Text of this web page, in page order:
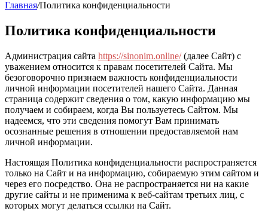
Главная/Политика конфиденциальности
Политика конфиденциальности
Администрация сайта https://sinonim.online/(далее Сайт) с
уважением относится к правам посетителей Сайта. Мы
безоговорочно признаем важность конфиденциальности
личной информации посетителей нашего Сайта. Данная
страница содержит сведения о том, какую информацию мы
получаем и собираем, когда Вы пользуетесь Сайтом. Мы
надеемся, что эти сведения помогут Вам принимать
осознанные решения в отношении предоставляемой нам
личной информации.
Настоящая Политика конфиденциальности распространяется
только на Сайт и на информацию, собираемую этим сайтом и
через его посредство. Она не распространяется ни на какие
другие сайты и не применима к веб-сайтам третьих лиц, с
которых могут делаться ссылки на Сайт.